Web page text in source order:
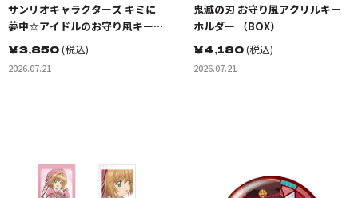
サンリオキャラクターズ キミに
夢中☆アイドルのお守り風キーホ
ルダー （BOX）
￥3,850(税込)
2026.07.21
鬼滅の刃 お守り風アクリルキー
ホルダー （BOX）
￥4,180(税込)
2026.07.21